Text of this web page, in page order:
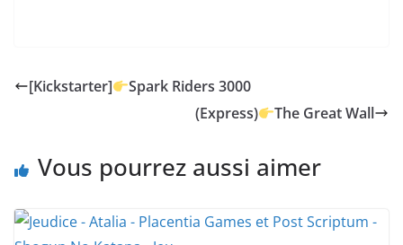
[Kickstarter]
Spark Riders 3000
(Express)
The Great Wall
Vous pourrez aussi aimer